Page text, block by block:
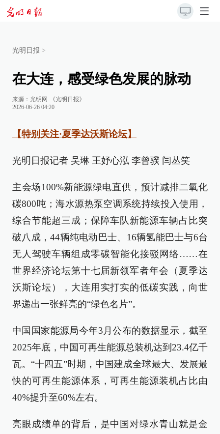
光明日报 >
在大连，感受绿色发展的脉动
来源： 光明网-《光明日报》
2026-06-26 04:20
【特别关注·夏季达沃斯论坛】
光明日报记者 吴琳 王妤心泓 李曾骙 闫丛笑
主会场100%新能源绿电直供，预计减排二氧化
碳800吨；海水源热泵空调系统持续投入使用，
综合节能超三成；保障车队新能源车辆占比突
破八成，44辆纯电动巴士、16辆氢能巴士与6台
无人驾驶车辆组成零碳智能化接驳网络……在
世界经济论坛第十七届新领军者年会（夏季达
沃斯论坛），大连用实打实的低碳实践，向世
界递出一张鲜亮的“绿色名片”。
中国国家能源局今年3月公布的数据显示，截至
2025年底，中国可再生能源总装机达到23.4亿千
瓦。“十四五”时期，中国建成全球最大、发展最
快的可再生能源体系，可再生能源装机占比由
40%提升至60%左右。
亮眼成绩单的背后，是中国对绿水青山就是金